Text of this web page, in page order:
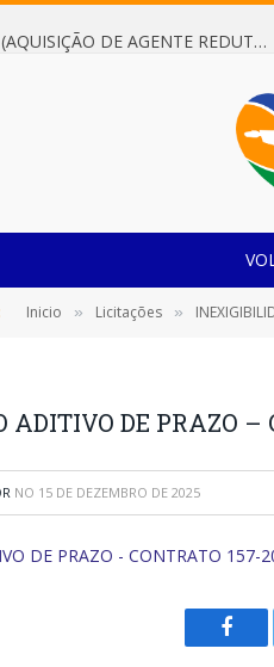
Dispensa de Licitação 078/2026 (AQUISIÇÃO DE AGENTE REDUTOR LÍQUIDO AUTOMOTIVO – ARLA 32, PARA ATENDER A FROTA OFICIAL DE VEÍCULOS DA SECRETARIA MUNICIPAL DE EDUCAÇÃO DO MUNICÍPIO DE CASTANHAL/PA)
Inicio » Licitações » INEXIGIBILIDADE
ADITIVO DE PRAZO
NO 15 DE DEZEMBRO DE 2025
DE PRAZO - CONTRATO 157-